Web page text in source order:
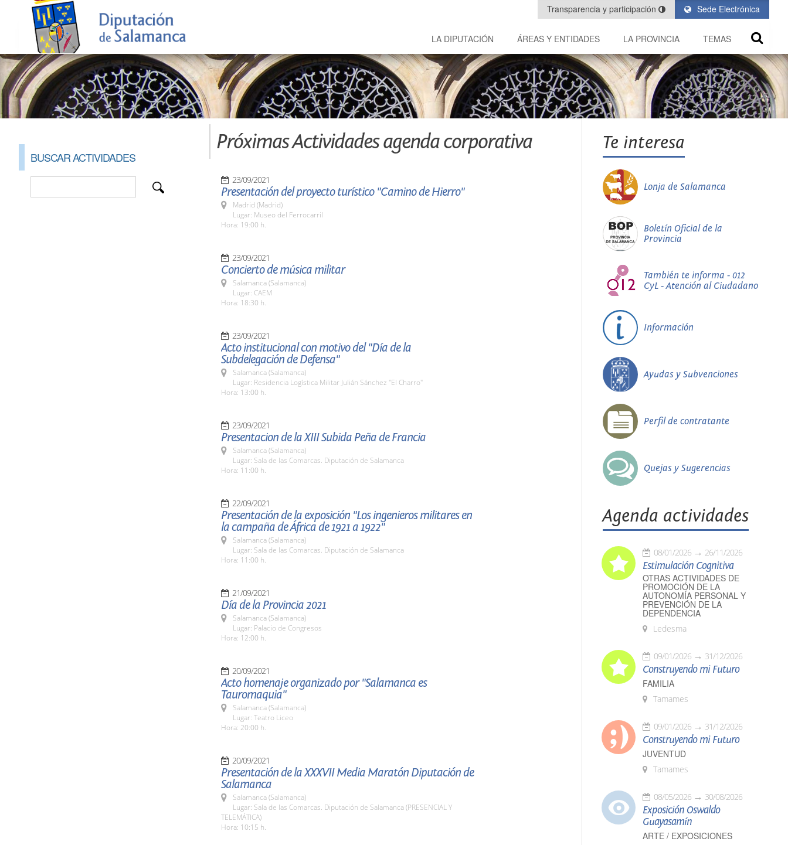
Sede Electrónica
Transparencia y participación
LA DIPUTACIÓN ÁREAS Y ENTIDADES LA PROVINCIA TEMAS
BUSCAR ACTIVIDADES
Próximas Actividades agenda corporativa
23/09/2021
Presentación del proyecto turístico "Camino de Hierro"
Madrid (Madrid)
Lugar: Museo del Ferrocarril
Hora: 19:00 h.
23/09/2021
Concierto de música militar
Salamanca (Salamanca)
Lugar: CAEM
Hora: 18:30 h.
23/09/2021
Acto institucional con motivo del "Día de la
Subdelegación de Defensa"
Salamanca (Salamanca)
Lugar: Residencia Logística Militar Julián Sánchez "El Charro"
Hora: 13:00 h.
23/09/2021
Presentacion de la XIII Subida Peña de Francia
Salamanca (Salamanca)
Lugar: Sala de las Comarcas. Diputación de Salamanca
Hora: 11:00 h.
22/09/2021
Presentación de la exposición "Los ingenieros militares en
la campaña de África de 1921 a 1922"
Salamanca (Salamanca)
Lugar: Sala de las Comarcas. Diputación de Salamanca
Hora: 11:00 h.
21/09/2021
Día de la Provincia 2021
Salamanca (Salamanca)
Lugar: Palacio de Congresos
Hora: 12:00 h.
20/09/2021
Acto homenaje organizado por "Salamanca es
Tauromaquia"
Salamanca (Salamanca)
Lugar: Teatro Liceo
Hora: 20:00 h.
20/09/2021
Presentación de la XXXVII Media Maratón Diputación de
Salamanca
Salamanca (Salamanca)
Lugar: Sala de las Comarcas. Diputación de Salamanca (PRESENCIAL Y
TELEMÁTICA)
Hora: 10:15 h.
Te interesa
Lonja de Salamanca
Boletín Oficial de la
Provincia
También te informa - 012
CyL - Atención al Ciudadano
Información
Ayudas y Subvenciones
Perfil de contratante
Quejas y Sugerencias
Agenda actividades
08/01/2026 26/11/2026
Estimulación Cognitiva
OTRAS ACTIVIDADES DE
PROMOCIÓN DE LA
AUTONOMÍA PERSONAL Y
PREVENCIÓN DE LA
DEPENDENCIA
Ledesma
09/01/2026 31/12/2026
Construyendo mi Futuro
FAMILIA
Tamames
09/01/2026 31/12/2026
Construyendo mi Futuro
JUVENTUD
Tamames
08/05/2026 30/08/2026
Exposición Oswaldo
Guayasamín
ARTE / EXPOSICIONES